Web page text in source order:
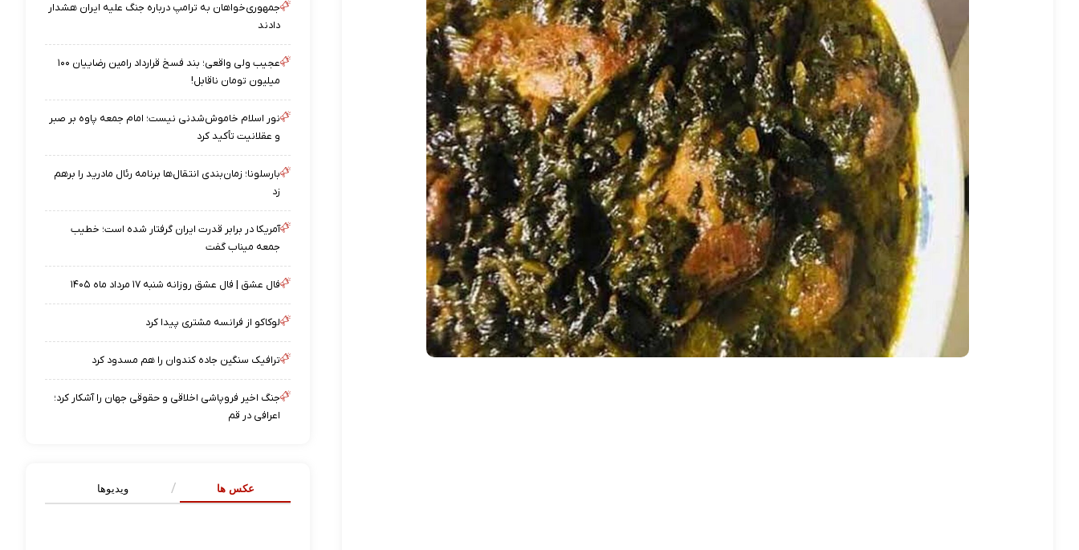
جمهوری‌خواهان به ترامپ درباره جنگ علیه ایران هشدار
دادند
عجیب ولی واقعی؛ بند فسخ قرارداد رامین رضاییان ۱۰۰
میلیون تومان ناقابل!
نور اسلام خاموش‌شدنی نیست؛ امام جمعه پاوه بر صبر
و عقلانیت تأکید کرد
بارسلونا؛ زمان‌بندی انتقال‌ها برنامه رئال مادرید را برهم
زد
آمریکا در برابر قدرت ایران گرفتار شده است؛ خطیب
جمعه میناب گفت
فال عشق | فال عشق روزانه شنبه ۱۷ مرداد ماه ۱۴۰۵
لوکاکو از فرانسه مشتری پیدا کرد
ترافیک سنگین جاده کندوان را هم مسدود کرد
جنگ اخیر فروپاشی اخلاقی و حقوقی جهان را آشکار کرد؛
اعرافی در قم
عکس ها ویدیوها